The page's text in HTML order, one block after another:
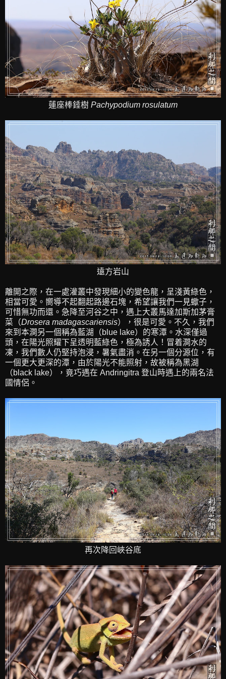
蓮座棒錘樹 Pachypodium rosulatum
遠方岩山
離開之際，在一處灌叢中發現細小的變色龍，呈淺黃綠色，
相當可愛。嚮導不起翻起路邊石塊，希望讓我們一見蠍子，
可惜無功而還。急降至河谷之中，遇上大叢馬達加斯加茅膏
菜（Drosera madagascariensis），很是可愛。不久，我們
來到本澗另一個稱為藍湖（blue lake）的寒潭。水深僅過
頭，在陽光照耀下呈透明藍綠色，極為誘人！冒着澗水的
凍，我們數人仍堅持泡浸，暑氣盡消。在另一個分源位，有
一個更大更深的潭，由於陽光不能照射，故被稱為黑湖
（black lake），竟巧遇在 Andringitra 登山時遇上的兩名法
國情侶。
再次降回峽谷底